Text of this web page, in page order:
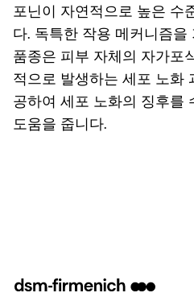
포닌이 자연적으로 높은 수
다. 독특한 작용 메커니즘
품종은 피부 자체의 자가포
적으로 발생하는 세포 노화
공하여 세포 노화의 징후를
도움을 줍니다.